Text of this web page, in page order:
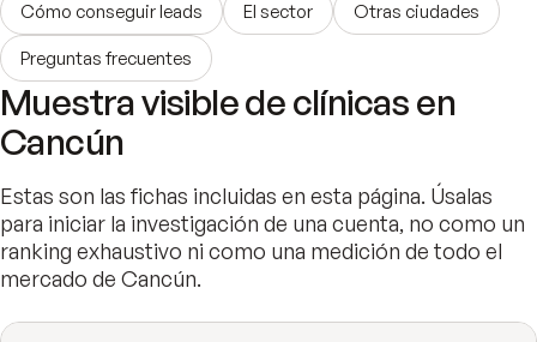
Cómo conseguir leads El sector Otras ciudades
Preguntas frecuentes
Muestra visible de clínicas en
Cancún
Estas son las fichas incluidas en esta página. Úsalas
para iniciar la investigación de una cuenta, no como un
ranking exhaustivo ni como una medición de todo el
mercado de Cancún.